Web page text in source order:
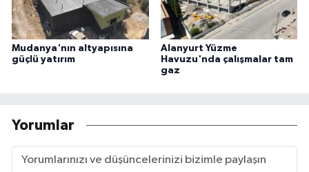
Mudanya'nın altyapısına
güçlü yatırım
Alanyurt Yüzme
Havuzu'nda çalışmalar tam
gaz
Yorumlar